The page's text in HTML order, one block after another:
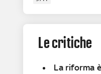
Le critiche
La riforma